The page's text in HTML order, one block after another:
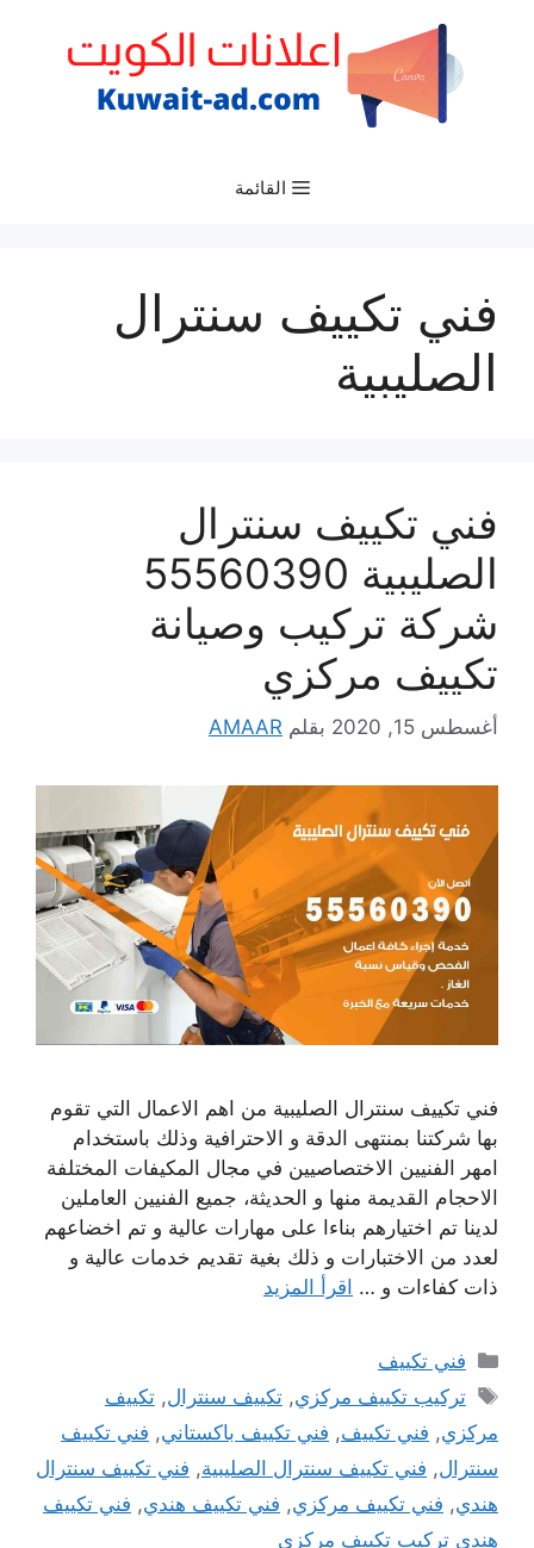
القائمة
فني تكييف سنترال
الصليبية
فني تكييف سنترال
الصليبية 55560390
شركة تركيب وصيانة
تكييف مركزي
أغسطس 15, 2020 بقلم AMAAR
فني تكييف سنترال الصليبية من اهم الاعمال التي تقوم
بها شركتنا بمنتهى الدقة و الاحترافية وذلك باستخدام
امهر الفنيين الاختصاصيين في مجال المكيفات المختلفة
الاحجام القديمة منها و الحديثة، جميع الفنيين العاملين
لدينا تم اختيارهم بناءا على مهارات عالية و تم اخضاعهم
لعدد من الاختبارات و ذلك بغية تقديم خدمات عالية و
ذات كفاءات و … اقرأ المزيد
التصنيفات
فني تكييف
الوسوم
تركيب تكييف مركزي,تكييف سنترال,تكييف
مركزي, فني تكييف, فني تكييف باكستاني, فني تكييف
سنترال, فني تكييف سنترال الصليبية, فني تكييف سنترال
هندي, فني تكييف مركزي, فني تكييف هندي, فني تكييف
هندي تركيب تكييف مركزي